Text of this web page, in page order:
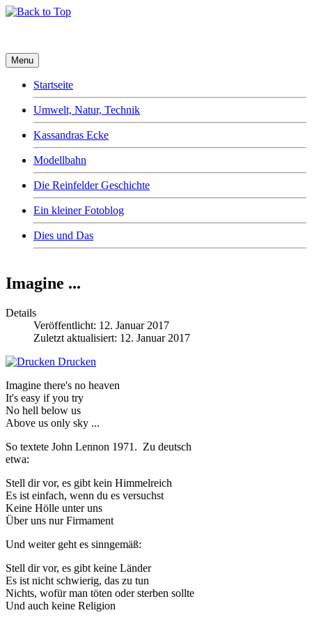
Menu
Startseite
Umwelt, Natur, Technik
Kassandras Ecke
Modellbahn
Die Reinfelder Geschichte
Ein kleiner Fotoblog
Dies und Das
Imagine ...
Details
Veröffentlicht: 12. Januar 2017
Zuletzt aktualisiert: 12. Januar 2017
Drucken
Imagine there's no heaven
It's easy if you try
No hell below us
Above us only sky ...
So textete John Lennon 1971. Zu deutsch
etwa:
Stell dir vor, es gibt kein Himmelreich
Es ist einfach, wenn du es versuchst
Keine Hölle unter uns
Über uns nur Firmament
Und weiter geht es sinngemäß:
Stell dir vor, es gibt keine Länder
Es ist nicht schwierig, das zu tun
Nichts, wofür man töten oder sterben sollte
Und auch keine Religion